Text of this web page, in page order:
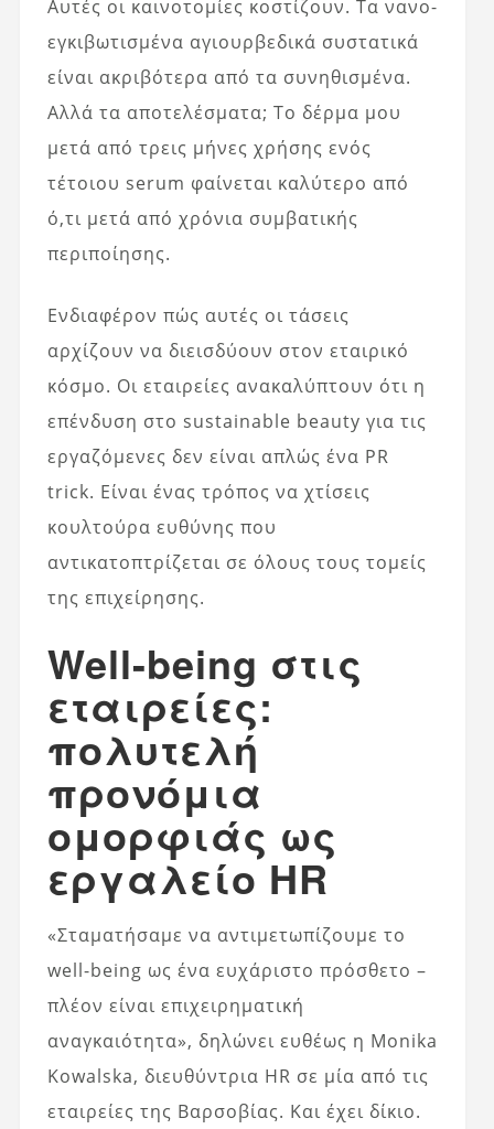
Αυτές οι καινοτομίες κοστίζουν. Τα νανο-
εγκιβωτισμένα αγιουρβεδικά συστατικά
είναι ακριβότερα από τα συνηθισμένα.
Αλλά τα αποτελέσματα; Το δέρμα μου
μετά από τρεις μήνες χρήσης ενός
τέτοιου serum φαίνεται καλύτερο από
ό,τι μετά από χρόνια συμβατικής
περιποίησης.
Ενδιαφέρον πώς αυτές οι τάσεις
αρχίζουν να διεισδύουν στον εταιρικό
κόσμο. Οι εταιρείες ανακαλύπτουν ότι η
επένδυση στο sustainable beauty για τις
εργαζόμενες δεν είναι απλώς ένα PR
trick. Είναι ένας τρόπος να χτίσεις
κουλτούρα ευθύνης που
αντικατοπτρίζεται σε όλους τους τομείς
της επιχείρησης.
Well-being στις
εταιρείες:
πολυτελή
προνόμια
ομορφιάς ως
εργαλείο HR
«Σταματήσαμε να αντιμετωπίζουμε το
well-being ως ένα ευχάριστο πρόσθετο –
πλέον είναι επιχειρηματική
αναγκαιότητα», δηλώνει ευθέως η Monika
Kowalska, διευθύντρια HR σε μία από τις
εταιρείες της Βαρσοβίας. Και έχει δίκιο.